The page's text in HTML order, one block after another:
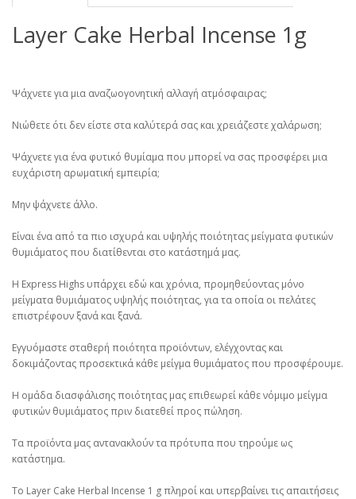
Layer Cake Herbal Incense 1g
Ψάχνετε για μια αναζωογονητική αλλαγή ατμόσφαιρας;
Νιώθετε ότι δεν είστε στα καλύτερά σας και χρειάζεστε χαλάρωση;
Ψάχνετε για ένα φυτικό θυμίαμα που μπορεί να σας προσφέρει μια
ευχάριστη αρωματική εμπειρία;
Μην ψάχνετε άλλο.
Είναι ένα από τα πιο ισχυρά και υψηλής ποιότητας μείγματα φυτικών
θυμιάματος που διατίθενται στο κατάστημά μας.
Η Express Highs υπάρχει εδώ και χρόνια, προμηθεύοντας μόνο
μείγματα θυμιάματος υψηλής ποιότητας, για τα οποία οι πελάτες
επιστρέφουν ξανά και ξανά.
Εγγυόμαστε σταθερή ποιότητα προϊόντων, ελέγχοντας και
δοκιμάζοντας προσεκτικά κάθε μείγμα θυμιάματος που προσφέρουμε.
Η ομάδα διασφάλισης ποιότητας μας επιθεωρεί κάθε νόμιμο μείγμα
φυτικών θυμιάματος πριν διατεθεί προς πώληση.
Τα προϊόντα μας αντανακλούν τα πρότυπα που τηρούμε ως
κατάστημα.
Το Layer Cake Herbal Incense 1 g πληροί και υπερβαίνει τις απαιτήσεις